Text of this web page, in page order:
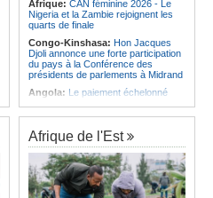
Afrique: CAN féminine 2026 - Le
Nigeria et la Zambie rejoignent les
quarts de finale
Congo-Kinshasa: Hon Jacques
Djoli annonce une forte participation
du pays à la Conférence des
présidents de parlements à Midrand
Angola: Le paiement échelonné
Angola:Jiu-jitsu - Le pays
décroche une troisième médaille à
Abou Dabi
Afrique:Ju-Jitsu - La délégation
angolaise reçue par l'ambassadeur
d'Angola aux Émirats arabes unis
Afrique de l'Est